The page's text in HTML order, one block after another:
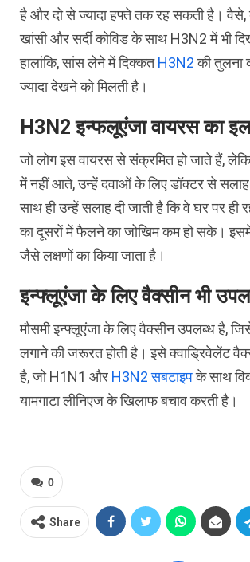
है और दो से ज्यादा हफ्ते तक रह सकती है। वैसे,
खांसी और सर्दी कोविड के साथ H3N2 में भी
हालांकि, सांस लेने में दिक्कतH3N2की तुलना
ज्यादा देखने को मिलती है।
H3N2 इन्फलूएंजा वायरस का
जो लोग इस वायरस से संक्रमित हो जाते हैं,
में नहीं आते, उन्हें दवाओं के लिए डॉक्टर से सलाह
साथ ही उन्हें सलाह दी जाती है कि वे घर पर ही
का दूसरों में फैलने का जोखिम कम हो सके।
जैसे लक्षणों का किया जाता है।
इन्फ्लूएंजा के लिए वैक्सीन भी
मौसमी इन्फ्लूएंजा के लिए वैक्सीन उपलब्ध है,
लगाने की जरूरत होती है। इसे क्वाड्रिवेलेंट
है, जो H1N1 और H3N2 सबटाइपके साथ
यामगाटा लीनिएज के खिलाफ बचाव करती है।
0
Share